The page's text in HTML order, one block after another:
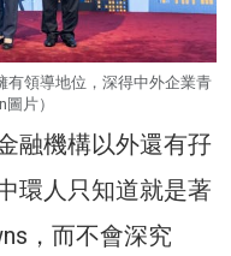
有領導地位，深得中外企業青
片）
融機構以外還有孖
環人只知道就是著
，而不會深究